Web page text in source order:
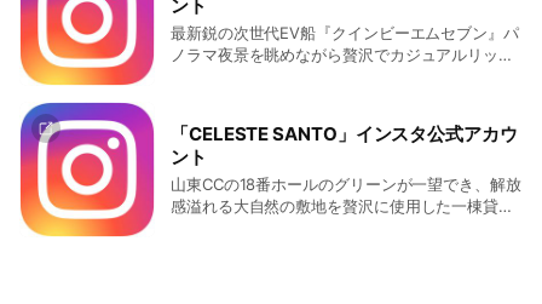
ント
最新鋭の次世代EV船『クインビーエムセブン』パ
ノラマ夜景を眺めながら贅沢でカジュアルリッチ
「CELESTE SANTO」インスタ公式アカウ
ント
山東CCの18番ホールのグリーンが一望でき、解放
感溢れる大自然の敷地を贅沢に使用した一棟貸し